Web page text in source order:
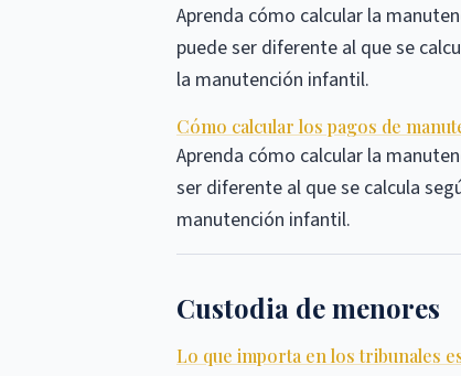
Aprenda cómo calcular la
puede ser diferente al que se
la manutención infantil.
Cómo calcular los pagos de
Aprenda cómo calcular la
ser diferente al que se calcula
manutención infantil.
Custodia de menores
Lo que importa en los tribunales